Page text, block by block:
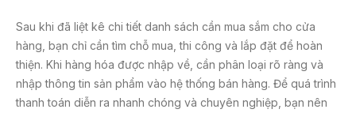
Sau khi đã liệt kê chi tiết danh sách cần mua sắm cho cửa
hàng, bạn chỉ cần tìm chỗ mua, thi công và lắp đặt để hoàn
thiện. Khi hàng hóa được nhập về, cần phân loại rõ ràng và
nhập thông tin sản phẩm vào hệ thống bán hàng. Để quá trình
thanh toán diễn ra nhanh chóng và chuyên nghiệp, bạn nên